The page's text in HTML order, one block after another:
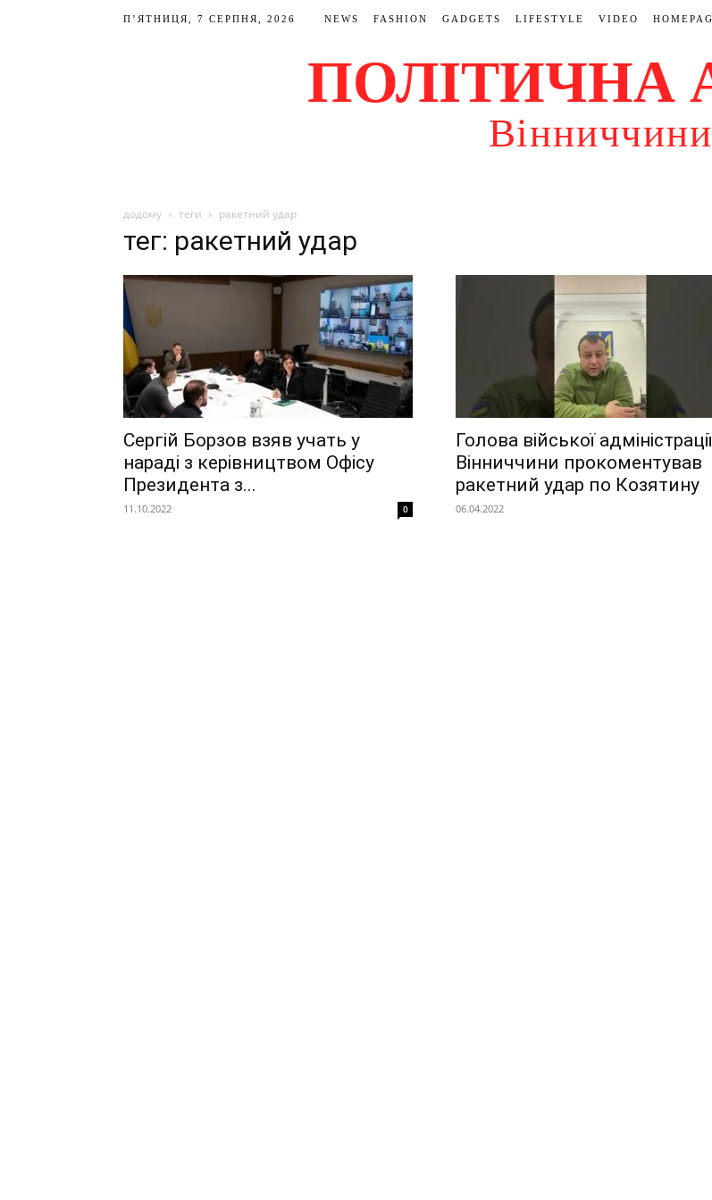
П’ЯТНИЦЯ, 7 СЕРПНЯ, 2026 NEWS FASHION GADGETS LIFESTYLE VIDEO
ПОЛІТИЧНА
Вінниччини
додому теги ракетний удар
тег: ракетний удар
Сергій Борзов взяв учать у
нараді з керівництвом Офісу
Президента з...
11.10.2022 0
Голова війської адміністрації
Вінниччини прокоментував
ракетний удар по Козятину
06.04.2022